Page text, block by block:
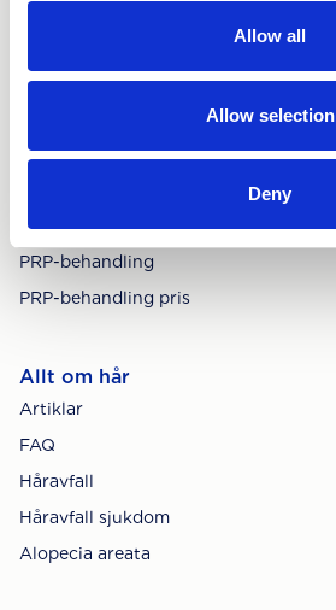
Allow all
Allow selection
Deny
Cookies
Tillgänglighetsredogörelse
Köpvillkor
Behandlingar
Hårtransplantation pris
PRP-behandling
PRP-behandling pris
Allt om hår
Artiklar
FAQ
Håravfall
Håravfall sjukdom
Alopecia areata